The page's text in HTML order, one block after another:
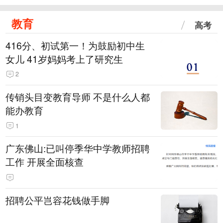
教育 高考
416分、初试第一！为鼓励初中生
女儿 41岁妈妈考上了研究生
2
传销头目变教育导师 不是什么人都
能办教育
1
广东佛山:已叫停季华中学教师招聘
工作 开展全面核查
招聘公平岂容花钱做手脚